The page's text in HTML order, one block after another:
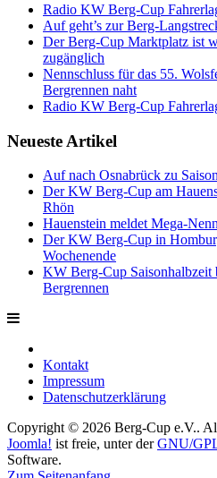
Radio KW Berg-Cup
Auf geht’s zur Berg-
Der Berg-Cup Marktplatz ist
zugänglich
Nennschluss für das 55.
Bergrennen naht
Radio KW Berg-Cup
Neueste Artikel
Auf nach Osnabrück zu
Der KW Berg-Cup am
Rhön
Hauenstein meldet Mega-
Der KW Berg-Cup in
Wochenende
KW Berg-Cup
Bergrennen
Kontakt
Impressum
Datenschutzerklärung
Copyright © 2026 Berg-Cup e.V..
Joomla! ist freie, unter derGNU/
Software.